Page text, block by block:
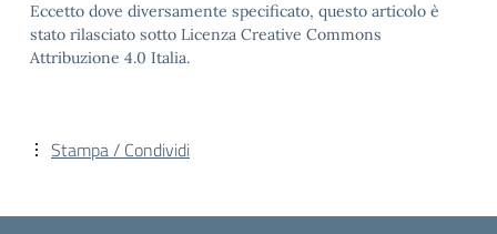
Eccetto dove diversamente specificato, questo articolo è
stato rilasciato sotto Licenza Creative Commons
Attribuzione 4.0 Italia.
Stampa / Condividi